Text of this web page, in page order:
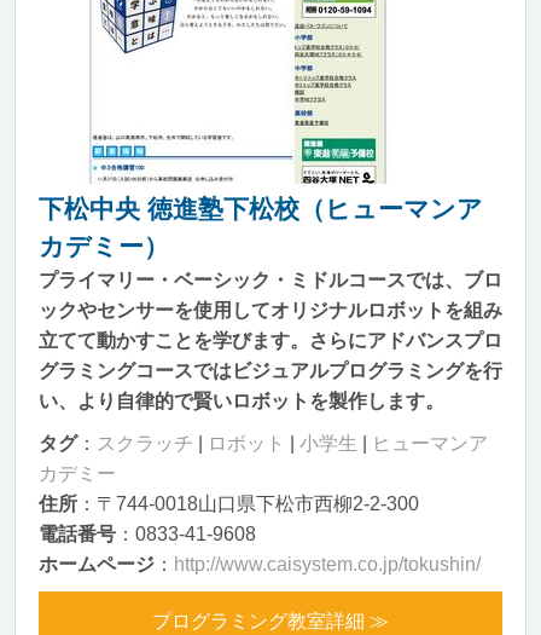
下松中央 徳進塾下松校（ヒューマンア
カデミー）
プライマリー・ベーシック・ミドルコースでは、ブロ
ックやセンサーを使用してオリジナルロボットを組み
立てて動かすことを学びます。さらにアドバンスプロ
グラミングコースではビジュアルプログラミングを行
い、より自律的で賢いロボットを製作します。
タグ： スクラッチ ロボット 小学生
ヒューマンア
カデミー
住所 ：〒744-0018山口県下松市西柳2-2-300
電話番号 ：0833-41-9608
ホームページ ： http://www.caisystem.co.jp/tokushin/
プログラミング教室詳細 ≫